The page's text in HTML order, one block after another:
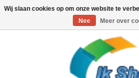
0
Wij slaan cookies op om onze website te
Nee
Meer over